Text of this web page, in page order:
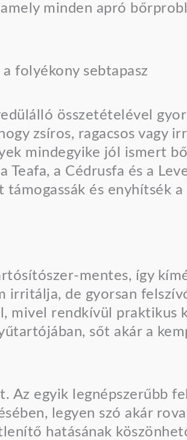
minden apró
összetételével
zsíros, ragacsos vagy
mindegyike jól ismert
Teafa, a Cédrusfa és a
támogassák és enyhítsék
mentes, így
irritálja, de gyorsan
mivel rendkívül praktikus
sőt akár a
Az egyik legnépszerűbb
legyen szó akár
hatásának